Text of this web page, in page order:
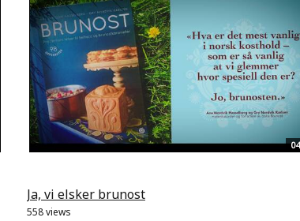
Ja, vi elsker brunost
558 views